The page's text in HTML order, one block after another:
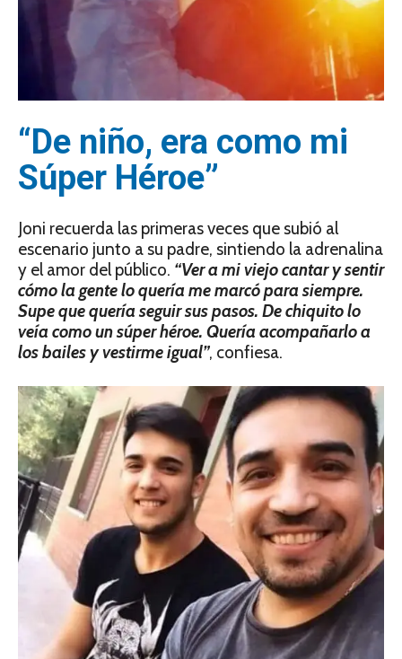
“De niño, era como mi
Súper Héroe”
Joni recuerda las primeras veces que subió al
escenario junto a su padre, sintiendo la adrenalina
y el amor del público. “Ver a mi viejo cantar y sentir
cómo la gente lo quería me marcó para siempre.
Supe que quería seguir sus pasos. De chiquito lo
veía como un súper héroe. Quería acompañarlo a
los bailes y vestirme igual”, confiesa.